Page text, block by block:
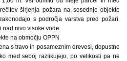
širjenja požara na sosednje objekte
s področja varstva pred požari.
nivo visoke vode.
na območju OPPN
s travo in posameznim drevesi, dopustne
med seboj razlikujejo, po velikosti pa ne